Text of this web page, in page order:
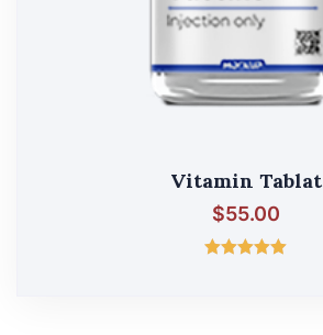
Vitamin Tablat
$55.00